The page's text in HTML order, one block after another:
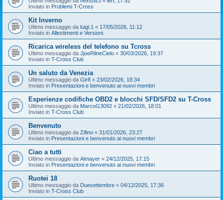
Inviato in Problemi T-Cross
Kit Inverno
Ultimo messaggio da luigi.1 « 17/05/2026, 11:12
Inviato in Allestimenti e Versioni
Ricarica wireless del telefono su Tcross
Ultimo messaggio da JjoeRlineCielo « 30/03/2026, 19:37
Inviato in T-Cross Club
Un saluto da Venezia
Ultimo messaggio da Gir8 « 23/02/2026, 18:34
Inviato in Presentazioni e benvenuto ai nuovi membri
Esperienze codifiche OBD2 e blocchi SFD/SFD2 su T-Cross
Ultimo messaggio da MarcoG3092 « 21/02/2026, 18:01
Inviato in T-Cross Club
Benvenuto
Ultimo messaggio da Zifino « 31/01/2026, 23:27
Inviato in Presentazioni e benvenuto ai nuovi membri
Ciao a tutti
Ultimo messaggio da Almayer « 24/12/2025, 17:15
Inviato in Presentazioni e benvenuto ai nuovi membri
Ruotei 18
Ultimo messaggio da Duesettembre « 04/12/2025, 17:36
Inviato in T-Cross Club